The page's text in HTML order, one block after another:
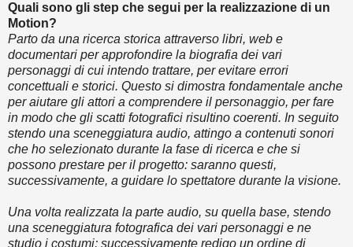
Quali sono gli step che segui per la realizzazione di un
Motion?
Parto da una ricerca storica attraverso libri, web e
documentari per approfondire la biografia dei vari
personaggi di cui intendo trattare, per evitare errori
concettuali e storici. Questo si dimostra fondamentale anche
per aiutare gli attori a comprendere il personaggio, per fare
in modo che gli scatti fotografici risultino coerenti. In seguito
stendo una sceneggiatura audio, attingo a contenuti sonori
che ho selezionato durante la fase di ricerca e che si
possono prestare per il progetto: saranno questi,
successivamente, a guidare lo spettatore durante la visione.
Una volta realizzata la parte audio, su quella base, stendo
una sceneggiatura fotografica dei vari personaggi e ne
studio i costumi; successivamente redigo un ordine di